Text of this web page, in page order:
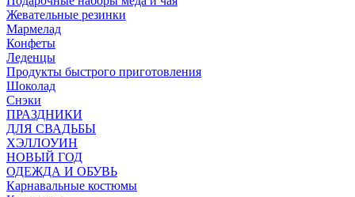
Жевательные резинки
Мармелад
Конфеты
Леденцы
Продукты быстрого приготовления
Шоколад
Снэки
ПРАЗДНИКИ
ДЛЯ СВАДЬБЫ
ХЭЛЛОУИН
НОВЫЙ ГОД
ОДЕЖДА И ОБУВЬ
Карнавальные костюмы